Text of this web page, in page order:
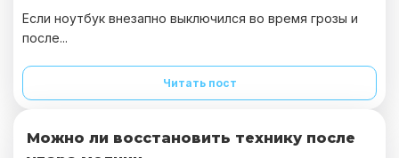
Если ноутбук внезапно выключился во время грозы и
после...
Читать пост
Можно ли восстановить технику после